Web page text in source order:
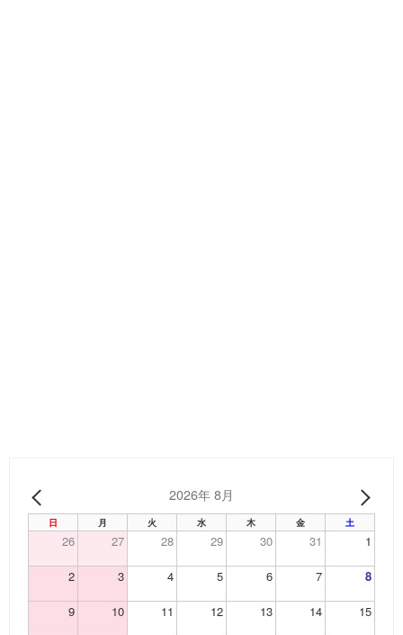
PREV 2026年 8月
日 月 火 水 木 金 土
26 27 28 29 30 31 1
2 3 4 5 6 7 8
9 10 11 12 13 14 15